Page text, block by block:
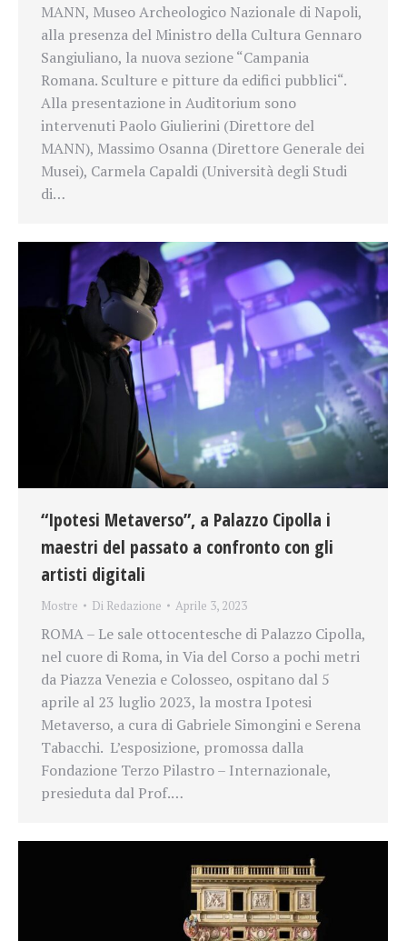
MANN, Museo Archeologico Nazionale di Napoli,
alla presenza del Ministro della Cultura Gennaro
Sangiuliano, la nuova sezione “Campania
Romana. Sculture e pitture da edifici pubblici“.
Alla presentazione in Auditorium sono
intervenuti Paolo Giulierini (Direttore del
MANN), Massimo Osanna (Direttore Generale dei
Musei), Carmela Capaldi (Università degli Studi
di…
“Ipotesi Metaverso”, a Palazzo Cipolla i
maestri del passato a confronto con gli
artisti digitali
Mostre Di Redazione Aprile 3, 2023
ROMA – Le sale ottocentesche di Palazzo Cipolla,
nel cuore di Roma, in Via del Corso a pochi metri
da Piazza Venezia e Colosseo, ospitano dal 5
aprile al 23 luglio 2023, la mostra Ipotesi
Metaverso, a cura di Gabriele Simongini e Serena
Tabacchi. L’esposizione, promossa dalla
Fondazione Terzo Pilastro – Internazionale,
presieduta dal Prof.…